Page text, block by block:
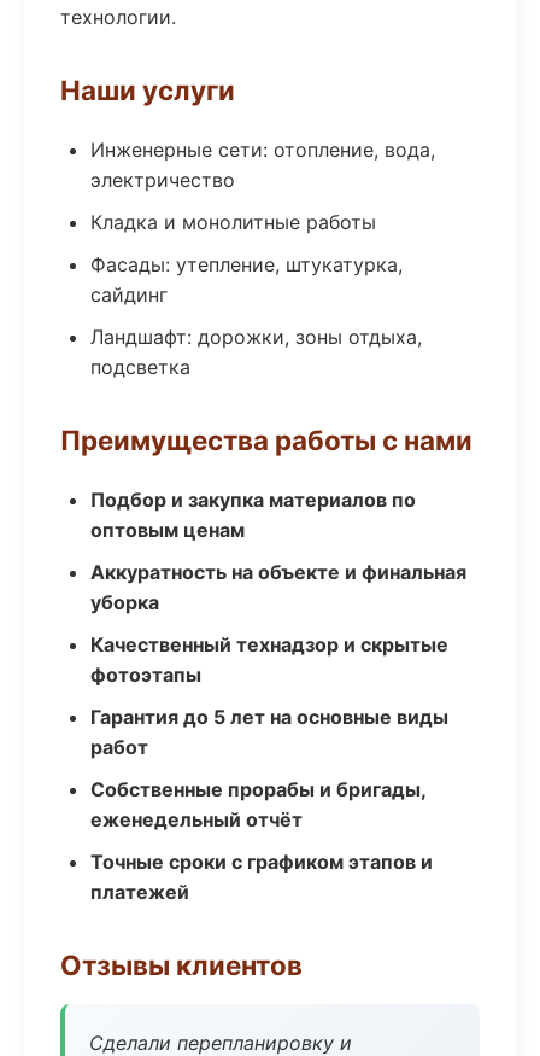
технологии.
Наши услуги
Инженерные сети: отопление, вода,
электричество
Кладка и монолитные работы
Фасады: утепление, штукатурка,
сайдинг
Ландшафт: дорожки, зоны отдыха,
подсветка
Преимущества работы с нами
Подбор и закупка материалов по
оптовым ценам
Аккуратность на объекте и финальная
уборка
Качественный технадзор и скрытые
фотоэтапы
Гарантия до 5 лет на основные виды
работ
Собственные прорабы и бригады,
еженедельный отчёт
Точные сроки с графиком этапов и
платежей
Отзывы клиентов
Сделали перепланировку и